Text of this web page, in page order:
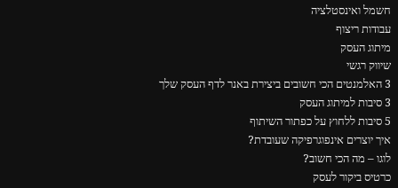
חשמל ואינסטלציה
עבודות ריצוף
מיתוג העסק
שיווק רגשי
3 האלמנטים הכי חשובים ביצירת באנר לדף העסק שלך
3 סיבות למיתוג העסק
5 סיבות ללחוץ על כפתור השיתוף
איך יוצרים אינפוגרפיקה שעובדת?
לוגו – מה הכי חשוב?
כרטיס ביקור לעסק